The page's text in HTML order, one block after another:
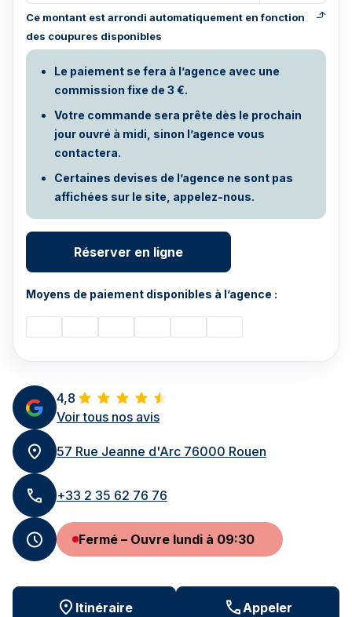
4,8
Voir tous nos avis
57 Rue Jeanne d'Arc 76000 Rouen
+33 2 35 62 76 76
Fermé – Ouvre lundi à 09:30
Itinéraire Appeler
Ce montant est arrondi automatiquement en fonction
des coupures disponibles
Le paiement se fera à l’agence avec une
commission fixe de 3 €.
Votre commande sera prête dès le prochain
jour ouvré à midi, sinon l’agence vous
contactera.
Certaines devises de l’agence ne sont pas
affichées sur le site, appelez-nous.
Réserver en ligne
Moyens de paiement disponibles à l’agence :